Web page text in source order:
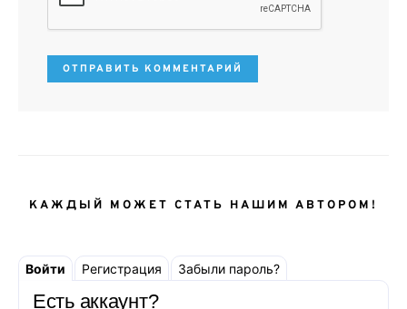
КАЖДЫЙ МОЖЕТ СТАТЬ НАШИМ АВТОРОМ!
Войти Регистрация Забыли пароль?
Есть аккаунт?